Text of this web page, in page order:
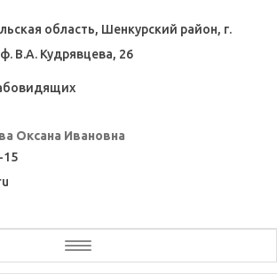
область, Шенкурский район, г.
В.А. Кудрявцева, 26
Оксана Ивановна
15
Toggle
navigation